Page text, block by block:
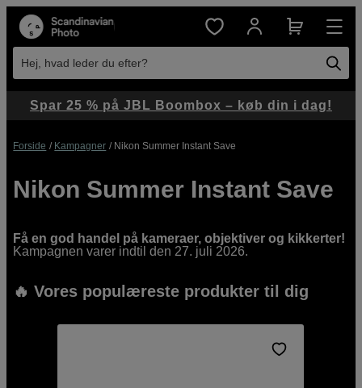
Hej, hvad leder du efter?
Forside Kampagner Nikon Summer Instant Save
Nikon Summer Instant Save
Få en god handel på kameraer, objektiver og kikkerter!
Kampagnen varer indtil den 27. juli 2026.
🔥 Vores populæreste produkter til dig
Spar 25 % på JBL Boombox – køb din i dag!